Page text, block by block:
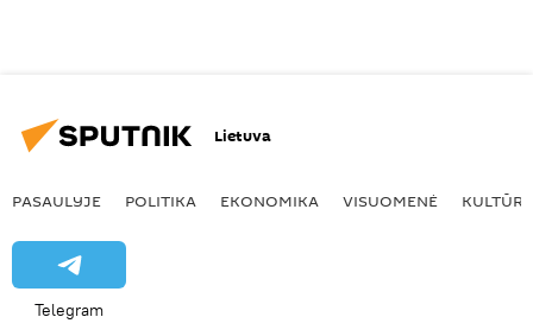
Lietuva
PASAULYJE POLITIKA EKONOMIKA VISUOMENĖ KULTŪRA
Telegram